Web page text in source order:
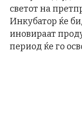
светот на
Инкубатор ќе
иновираат
период ќе го